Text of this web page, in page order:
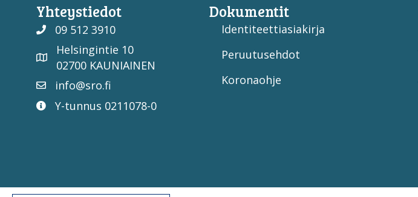
Yhteystiedot
09 512 3910
Helsingintie 10
02700 KAUNIAINEN
info@sro.fi
Y-tunnus 0211078-0
Dokumentit
Identiteettiasiakirja
Peruutusehdot
Koronaohje